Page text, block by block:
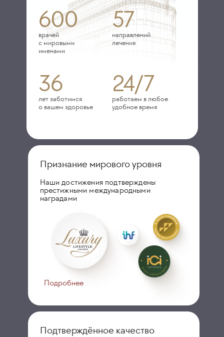
600
врачей
с мировыми
именами
57
направлений
лечения
36
лет заботимся
о вашем здоровье
24/7
работаем в любое
удобное время
Признание мирового уровня
Наши достижения подтверждены
престижными международными
наградами
Подробнее
Подтверждённое качество